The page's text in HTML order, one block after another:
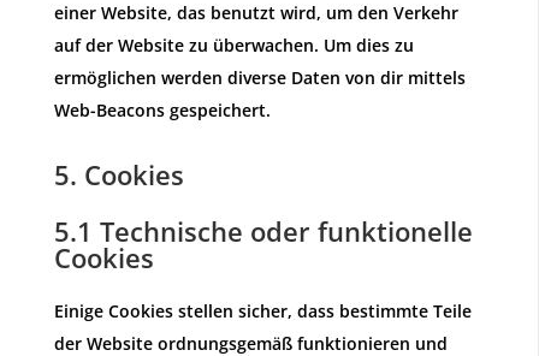
einer Website, das benutzt wird, um den Verkehr
auf der Website zu überwachen. Um dies zu
ermöglichen werden diverse Daten von dir mittels
Web-Beacons gespeichert.
5. Cookies
5.1 Technische oder funktionelle
Cookies
Einige Cookies stellen sicher, dass bestimmte Teile
der Website ordnungsgemäß funktionieren und